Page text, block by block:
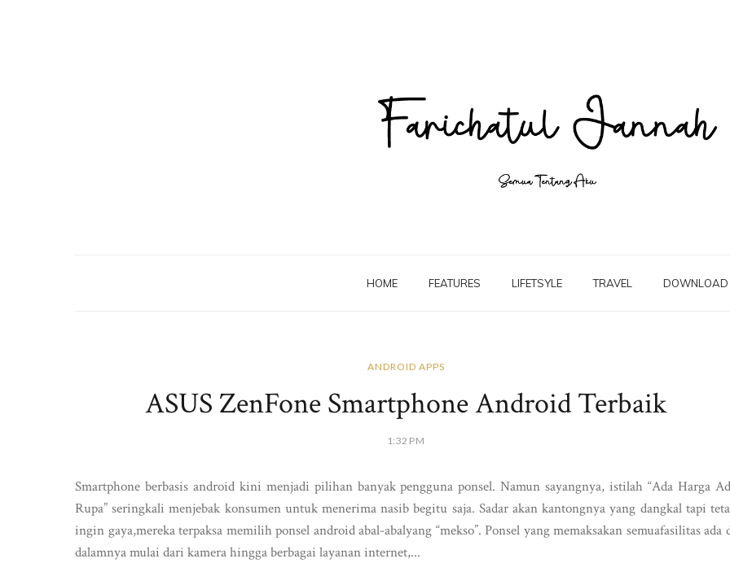
HOME FEATURES LIFETSYLE TRAVEL DOWNLOAD
ANDROID APPS
ASUS ZenFone Smartphone Android Terbaik
1:32 PM
Smartphone berbasis android kini menjadi pilihan banyak pengguna ponsel. Namun sayangnya, istilah “Ada Harga
Rupa” seringkali menjebak konsumen untuk menerima nasib begitu saja. Sadar akan kantongnya yang dangkal tapi
ingin gaya,mereka terpaksa memilih ponsel android abal-abalyang “mekso”. Ponsel yang memaksakan semuafasilitas ada
dalamnya mulai dari kamera hingga berbagai layanan internet,...